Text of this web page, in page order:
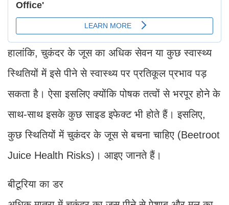
हालांकि, चुकंदर के जूस का अधिक सेवन या कुछ स्वास्थ्य
स्थितियों में इसे पीने से स्वास्थ्य पर प्रतिकूल प्रभाव पड़
सकता है। ऐसा इसलिए क्योंकि पोषक तत्वों से भरपूर होने के
साथ-साथ इसके कुछ साइड इफेक्ट भी होते हैं। इसलिए,
कुछ स्थितियों में चुकंदर के जूस से बचना चाहिए (Beetroot
Juice Health Risks)। आइए जानते हैं।
बीटूरिया का डर